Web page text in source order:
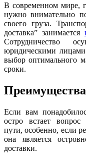
В современном мире,
нужно внимательно
своего груза.
доставка” занимается
Сотрудничество
юридическими
выбор оптимального
сроки.
Преимущества
Если вам
остро встает вопрос
пути, особенно, если
она является
доставки.